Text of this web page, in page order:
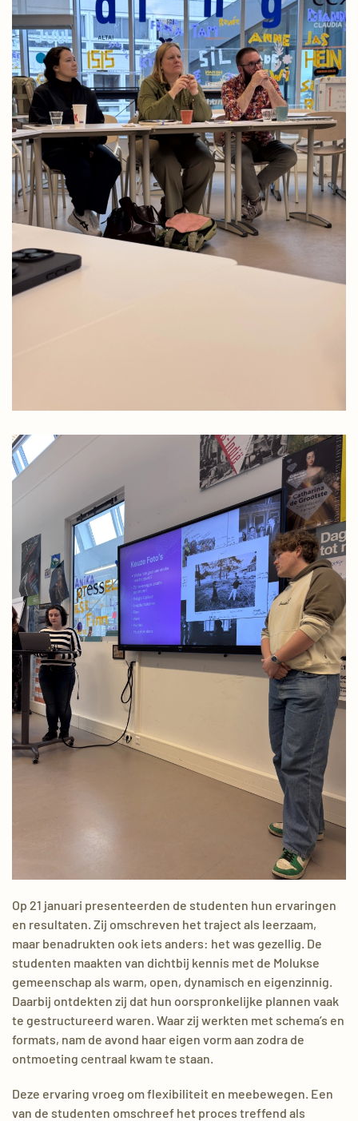
Op 21 januari presenteerden de studenten hun ervaringen
en resultaten. Zij omschreven het traject als leerzaam,
maar benadrukten ook iets anders: het was gezellig. De
studenten maakten van dichtbij kennis met de Molukse
gemeenschap als warm, open, dynamisch en eigenzinnig.
Daarbij ontdekten zij dat hun oorspronkelijke plannen vaak
te gestructureerd waren. Waar zij werkten met schema’s en
formats, nam de avond haar eigen vorm aan zodra de
ontmoeting centraal kwam te staan.
Deze ervaring vroeg om flexibiliteit en meebewegen. Een
van de studenten omschreef het proces treffend als